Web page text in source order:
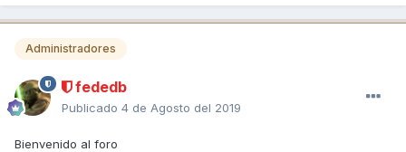
Administradores
fededb
Publicado 4 de Agosto del 2019
Bienvenido al foro